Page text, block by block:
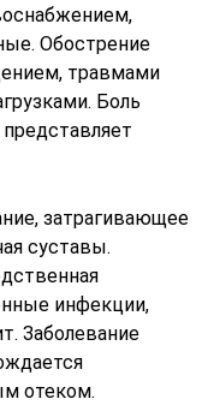
Обострение
травмами
Боль
затрагивающее
суставы.
инфекции,
Заболевание
отеком.